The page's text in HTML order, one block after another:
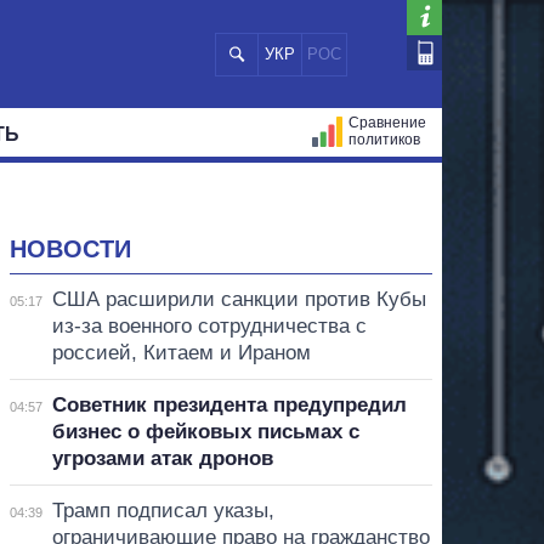
УКР РОС
Сравнение
политиков
НОВОСТИ
05:17
США расширили санкции против Кубы
из-за военного сотрудничества с
россией, Китаем и Ираном
04:57
Советник президента предупредил
бизнес о фейковых письмах с
угрозами атак дронов
04:39
Трамп подписал указы,
ограничивающие право на гражданство